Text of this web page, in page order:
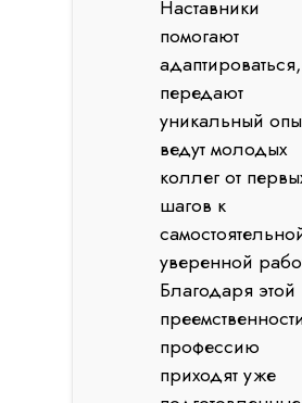
Наставники
помогают
адаптироваться,
передают
уникальный
ведут молодых
коллег от
шагов к
уверенной
Благодаря этой
профессию
приходят уже